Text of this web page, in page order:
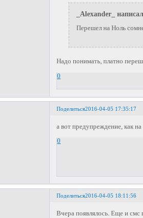
_Alexander_
Перешел на Ноль
Надо понимать, платно
0
Поделиться2016-04-05 17:35:17
а вот предупреждение, как на
0
Поделиться2016-04-05 18:11:56
Вчера появлялось. Еще и смс